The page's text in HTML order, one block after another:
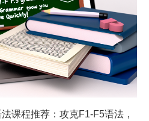
课程推荐：攻克F1-F5语法，